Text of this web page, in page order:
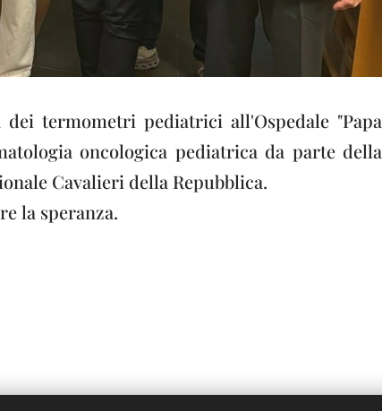
termometri pediatrici all'Ospedale "Papa
oncologica pediatrica da parte della
Cavalieri della Repubblica.
la speranza.